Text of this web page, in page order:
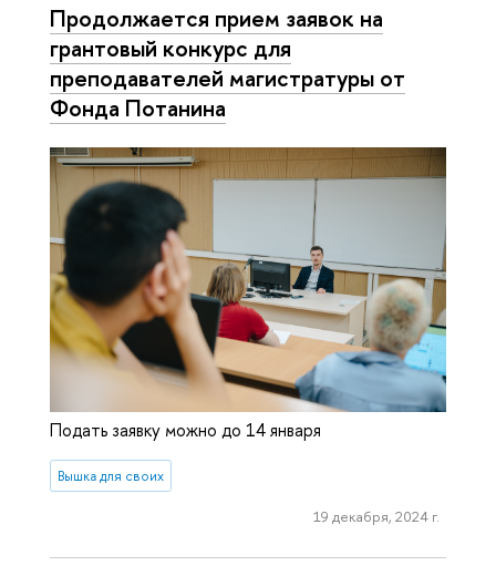
Продолжается прием заявок на
грантовый конкурс для
преподавателей магистратуры от
Фонда Потанина
Подать заявку можно до 14 января
Вышка для своих
19 декабря, 2024 г.